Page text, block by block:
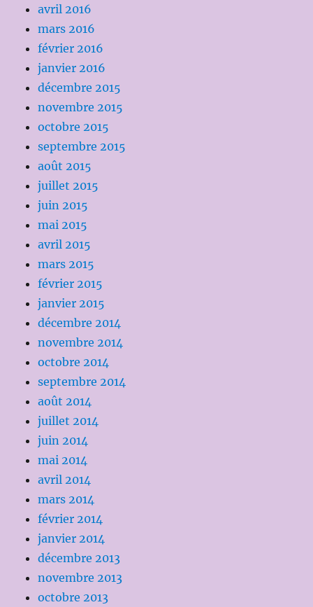
avril 2016
mars 2016
février 2016
janvier 2016
décembre 2015
novembre 2015
octobre 2015
septembre 2015
août 2015
juillet 2015
juin 2015
mai 2015
avril 2015
mars 2015
février 2015
janvier 2015
décembre 2014
novembre 2014
octobre 2014
septembre 2014
août 2014
juillet 2014
juin 2014
mai 2014
avril 2014
mars 2014
février 2014
janvier 2014
décembre 2013
novembre 2013
octobre 2013